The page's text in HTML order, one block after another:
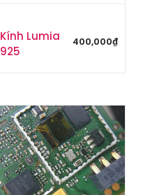
Kính Lumia
925
400,000₫